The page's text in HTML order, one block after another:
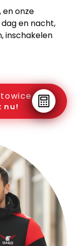
onze
en nacht,
inschakelen
nu!